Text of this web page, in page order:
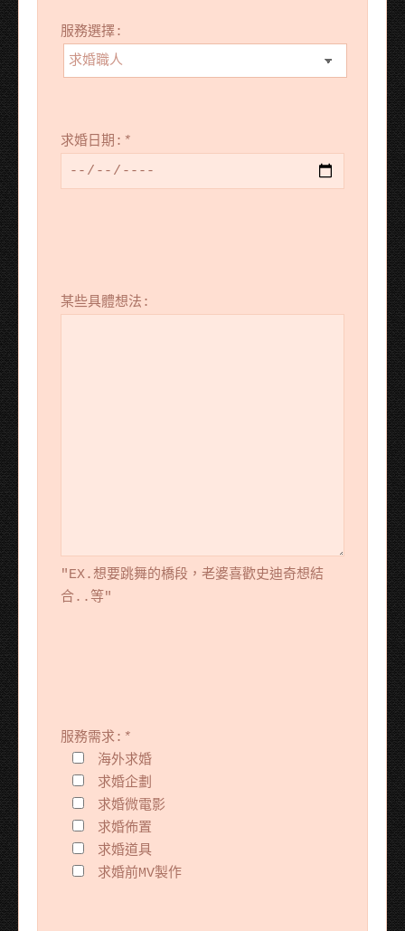
服務選擇:
求婚日期: *
某些具體想法:
"EX.想要跳舞的橋段，老婆喜歡史迪奇想結
合..等"
服務需求: *
海外求婚
求婚企劃
求婚微電影
求婚佈置
求婚道具
求婚前MV製作